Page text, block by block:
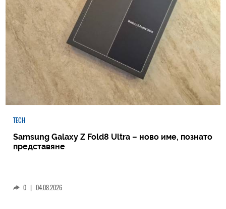
TECH
Samsung Galaxy Z Fold8 Ultra – ново име, познато
представяне
0 | 04.08.2026